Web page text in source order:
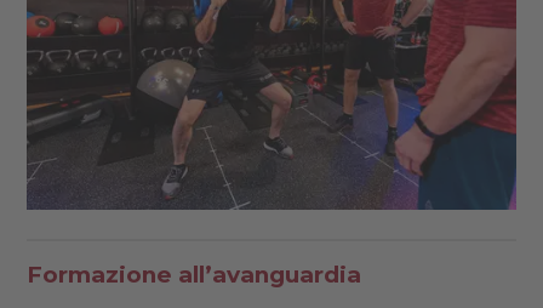
Formazione all’avanguardia